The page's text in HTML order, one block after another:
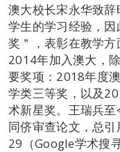
澳大校长宋永华致
学生的学习经验，
奖＂，表彰在教学
2014年加入澳大，
要奖项：2018年度
学类三等奖，以及
术新星奖。王瑞兵
同侪审查论文，总
29（Google学术搜寻